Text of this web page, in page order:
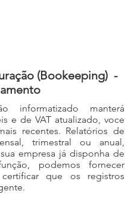
(Bookeeping) -
informatizado manterá
e de VAT atualizado, voce
recentes. Relatórios de
trimestral ou anual,
empresa já disponha de
podemos fornecer
que os registros